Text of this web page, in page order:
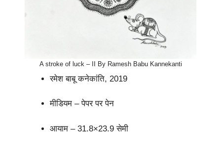
A stroke of luck – II By Ramesh Babu Kannekanti
रमेश बाबू कनेकांति, 2019
मीडियम – पेपर पर पेन
आयाम – 31.8×23.9 सेमी